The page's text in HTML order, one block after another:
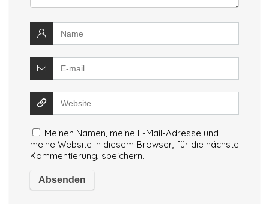
Meinen Namen, meine E-Mail-Adresse und
meine Website in diesem Browser, für die nächste
Kommentierung, speichern.